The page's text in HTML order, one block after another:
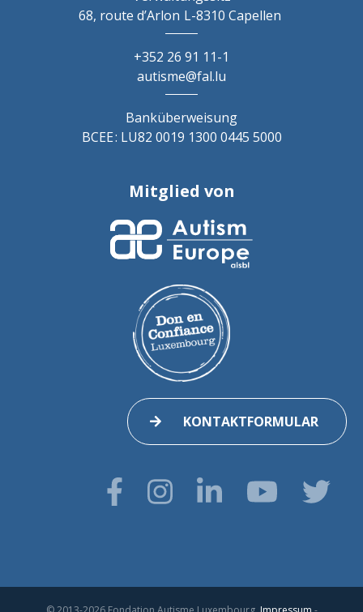
68, route d’Arlon L-8310 Capellen
+352 26 91 11-1
autisme@fal.lu
Banküberweisung
BCEE : LU82 0019 1300 0445 5000
Mitglied von
KONTAKTFORMULAR